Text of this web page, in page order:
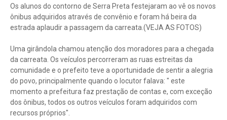
Os alunos do contorno de Serra Preta festejaram ao vê os novos
ônibus adquiridos através de convênio e foram há beira da
estrada aplaudir a passagem da carreata.(VEJA AS FOTOS)
Uma girândola chamou atenção dos moradores para a chegada
da carreata. Os veículos percorreram as ruas estreitas da
comunidade e o prefeito teve a oportunidade de sentir a alegria
do povo, principalmente quando o locutor falava: " este
momento a prefeitura faz prestação de contas e, com exceção
dos ônibus, todos os outros veículos foram adquiridos com
recursos próprios".